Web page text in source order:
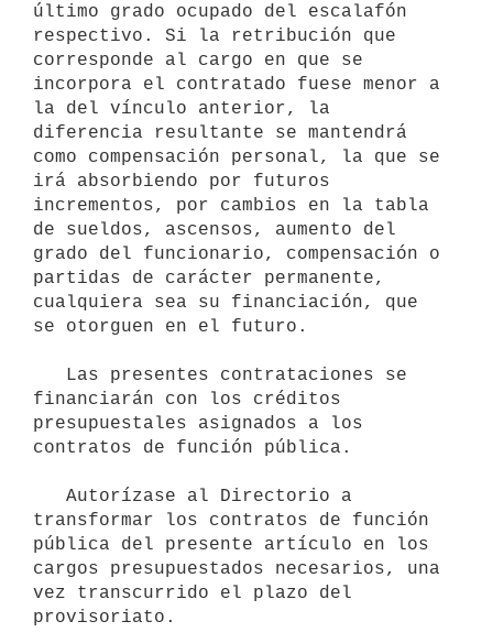
último grado ocupado del escalafón
respectivo. Si la retribución que
corresponde al cargo en que se
incorpora el contratado fuese menor a
la del vínculo anterior, la
diferencia resultante se mantendrá
como compensación personal, la que se
irá absorbiendo por futuros
incrementos, por cambios en la tabla
de sueldos, ascensos, aumento del
grado del funcionario, compensación o
partidas de carácter permanente,
cualquiera sea su financiación, que
se otorguen en el futuro.
financiarán con los créditos
presupuestales asignados a los
contratos de función pública.
transformar los contratos de función
pública del presente artículo en los
cargos presupuestados necesarios, una
vez transcurrido el plazo del
provisoriato.